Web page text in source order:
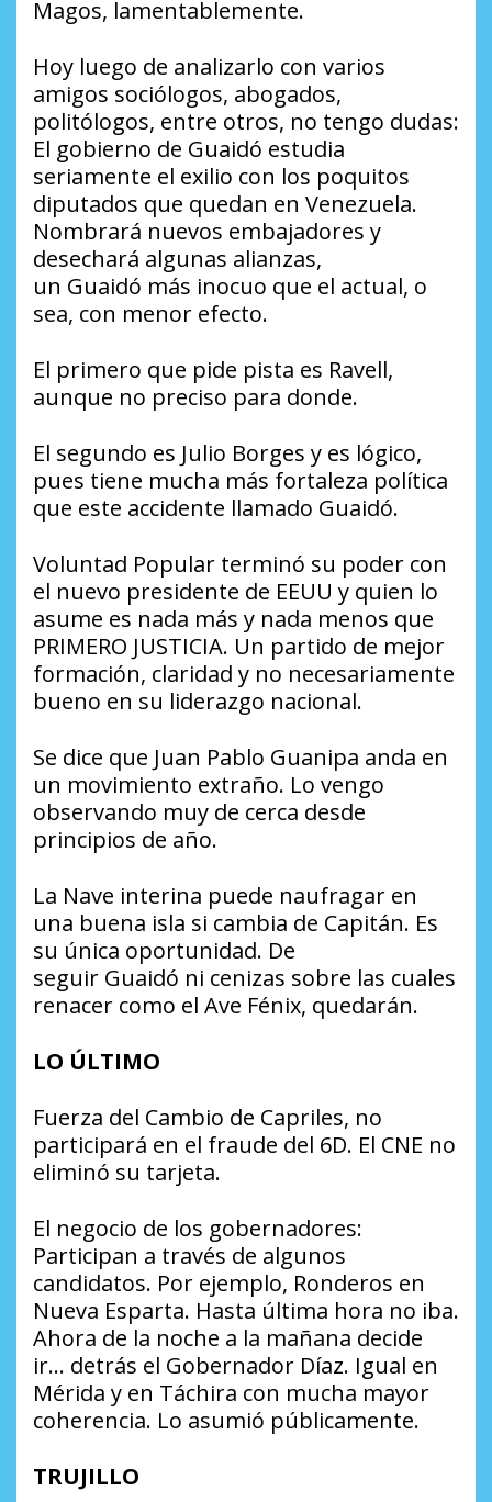
Magos, lamentablemente.
Hoy luego de analizarlo con varios
amigos sociólogos, abogados,
politólogos, entre otros, no tengo dudas:
El gobierno de Guaidó estudia
seriamente el exilio con los poquitos
diputados que quedan en Venezuela.
Nombrará nuevos embajadores y
desechará algunas alianzas,
un Guaidó más inocuo que el actual, o
sea, con menor efecto.
El primero que pide pista es Ravell,
aunque no preciso para donde.
El segundo es Julio Borges y es lógico,
pues tiene mucha más fortaleza política
que este accidente llamado Guaidó.
Voluntad Popular terminó su poder con
el nuevo presidente de EEUU y quien lo
asume es nada más y nada menos que
PRIMERO JUSTICIA. Un partido de mejor
formación, claridad y no necesariamente
bueno en su liderazgo nacional.
Se dice que Juan Pablo Guanipa anda en
un movimiento extraño. Lo vengo
observando muy de cerca desde
principios de año.
La Nave interina puede naufragar en
una buena isla si cambia de Capitán. Es
su única oportunidad. De
seguir Guaidó ni cenizas sobre las cuales
renacer como el Ave Fénix, quedarán.
LO ÚLTIMO
Fuerza del Cambio de Capriles, no
participará en el fraude del 6D. El CNE no
eliminó su tarjeta.
El negocio de los gobernadores:
Participan a través de algunos
candidatos. Por ejemplo, Ronderos en
Nueva Esparta. Hasta última hora no iba.
Ahora de la noche a la mañana decide
ir… detrás el Gobernador Díaz. Igual en
Mérida y en Táchira con mucha mayor
coherencia. Lo asumió públicamente.
TRUJILLO